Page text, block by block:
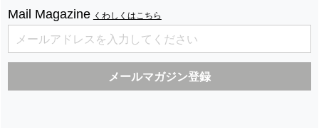
Mail Magazine くわしくはこちら